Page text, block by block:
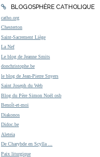
BLOGOSPHÈRE CATHOLIQUE
catho.org
Chesterton
Saint-Sacrement Liège
La Nef
Le blog de Jeanne Smits
donchristophe.be
le blog de Jean-Pierre Snyers
Saint Joseph du Web
Blog du Père Simon Noël osb
Benoît-et-moi
Diakonos
Didoc.be
Aleteia
De Charybde en Scylla ...
Paix liturgique